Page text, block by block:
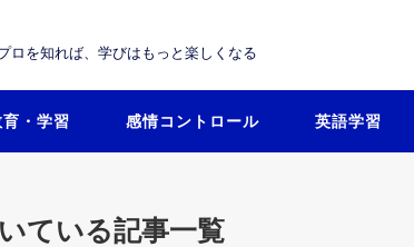
ロを知れば、学びはもっと楽しくなる
育・学習 感情コントロール 英語学習
ている記事一覧